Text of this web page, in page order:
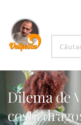
Dilema de
costă